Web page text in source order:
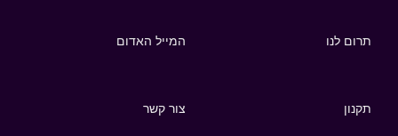
תרום לנו המייל האדום
תקנון צור קשר